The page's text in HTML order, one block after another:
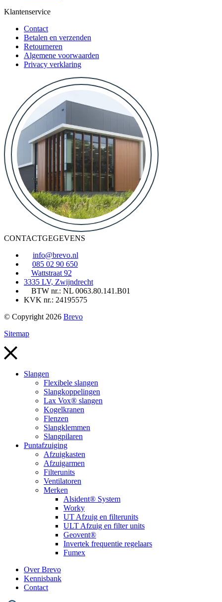
Klantenservice
Contact
Betalen en verzenden
Retourneren
Algemene voorwaarden
Privacy verklaring
CONTACTGEGEVENS
info@brevo.nl
085 02 90 650
Wattstraat 92
3335 LV, Zwijndrecht
BTW nr.: NL 0063.80.141.B01
KVK nr.: 24195575
© Copyright 2026 Brevo
Sitemap
Slangen
Flexibele slangen
Slangkoppelingen
Lax Vox® slangen
Kogelkranen
Flenzen
Slangklemmen
Slangpilaren
Puntafzuiging
Afzuigkasten
Afzuigarmen
Filterunits
Ventilatoren
Merken
Alsident® System
Worky
UT Afzuig en filterunits
ULT Afzuig en filter units
Geovent®
Invertek frequentie regelaars
Fumex
Over Brevo
Kennisbank
Contact